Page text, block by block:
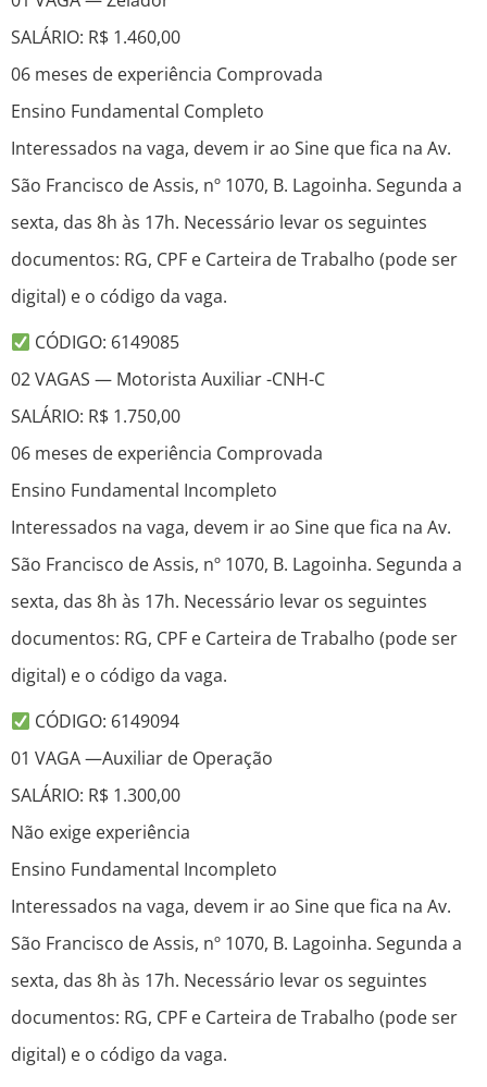
SALÁRIO: R$ 1.460,00
06 meses de experiência Comprovada
Ensino Fundamental Completo
Interessados na vaga, devem ir ao Sine que fica na Av.
São Francisco de Assis, nº 1070, B. Lagoinha. Segunda a
sexta, das 8h às 17h. Necessário levar os seguintes
documentos: RG, CPF e Carteira de Trabalho (pode ser
digital) e o código da vaga.
CÓDIGO: 6149085
02 VAGAS — Motorista Auxiliar -CNH-C
SALÁRIO: R$ 1.750,00
06 meses de experiência Comprovada
Ensino Fundamental Incompleto
Interessados na vaga, devem ir ao Sine que fica na Av.
São Francisco de Assis, nº 1070, B. Lagoinha. Segunda a
sexta, das 8h às 17h. Necessário levar os seguintes
documentos: RG, CPF e Carteira de Trabalho (pode ser
digital) e o código da vaga.
CÓDIGO: 6149094
01 VAGA —Auxiliar de Operação
SALÁRIO: R$ 1.300,00
Não exige experiência
Ensino Fundamental Incompleto
Interessados na vaga, devem ir ao Sine que fica na Av.
São Francisco de Assis, nº 1070, B. Lagoinha. Segunda a
sexta, das 8h às 17h. Necessário levar os seguintes
documentos: RG, CPF e Carteira de Trabalho (pode ser
digital) e o código da vaga.